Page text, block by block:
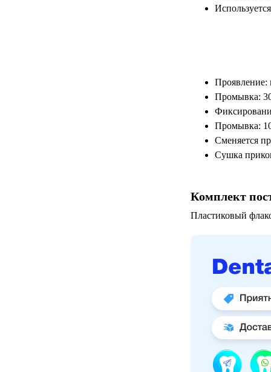
Промывка:
Промывка:
Сменяется
Сушка
Комплект
Пластиковый